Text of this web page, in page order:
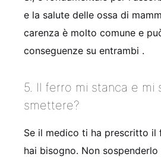
e la salute delle ossa di
carenza è molto comune e
conseguenze su entrambi .
5. Il ferro mi stanca e mi
smettere?
Se il medico ti ha prescritto il
hai bisogno. Non